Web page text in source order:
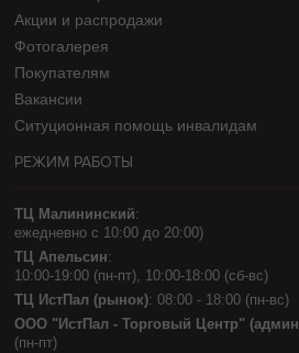
Акции и распродажи
Фотогалерея
Покупателям
Вакансии
Ситуционная помощь инвалидам
РЕЖИМ РАБОТЫ
ТЦ Малининский:
ежедневно с 10:00 до 20:00)
ТЦ Апельсин:
10:00-19:00 (пн-пт), 10:00-18:00 (сб-вс)
ТЦ ИстПал (рынок): 08:00 - 18:00 (пн-вс)
ООО "ИстПал - Торговый Центр"
(пн-пт)